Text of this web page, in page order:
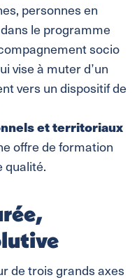
personnes en
le programme
socio
vise à muter d’un
vers un dispositif de
et territoriaux
offre de formation
qualité.
de trois grands axes